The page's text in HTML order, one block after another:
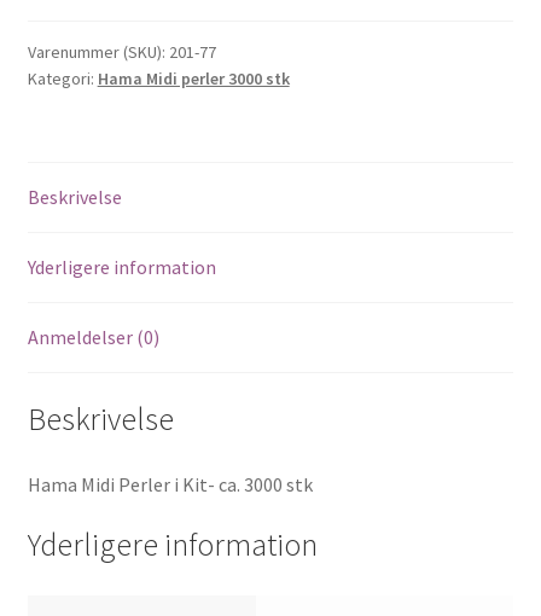
Varenummer (SKU): 201-77
Kategori: Hama Midi perler 3000 stk
Beskrivelse
Yderligere information
Anmeldelser (0)
Beskrivelse
Hama Midi Perler i Kit- ca. 3000 stk
Yderligere information